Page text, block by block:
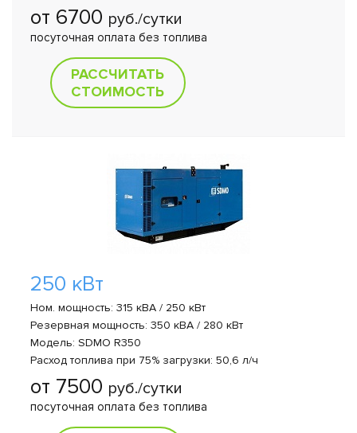
от 6700 руб./сутки
посуточная оплата без топлива
РАССЧИТАТЬ
СТОИМОСТЬ
250 кВт
Ном. мощность: 315 кВА / 250 кВт
Резервная мощность: 350 кВА / 280 кВт
Модель: SDMO R350
Расход топлива при 75% загрузки: 50,6 л/ч
от 7500 руб./сутки
посуточная оплата без топлива